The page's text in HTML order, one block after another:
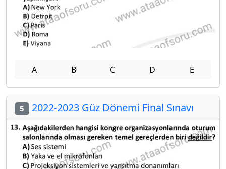
A B C D E
5 2022-2023 Güz Dönemi Final Sınavı